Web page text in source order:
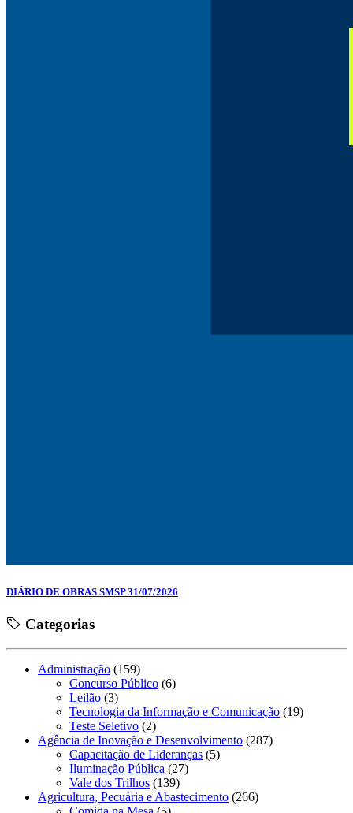
DIÁRIO DE OBRAS SMSP 31/07/2026
Categorias
Administração (159)
Concurso Público (6)
Leilão (3)
Tecnologia da Informação e Comunicação (19)
Teste Seletivo (2)
Agência de Inovação e Desenvolvimento (287)
Capacitação de Lideranças (5)
Iluminação Pública (27)
Vale dos Trilhos (139)
Agricultura, Pecuária e Abastecimento (266)